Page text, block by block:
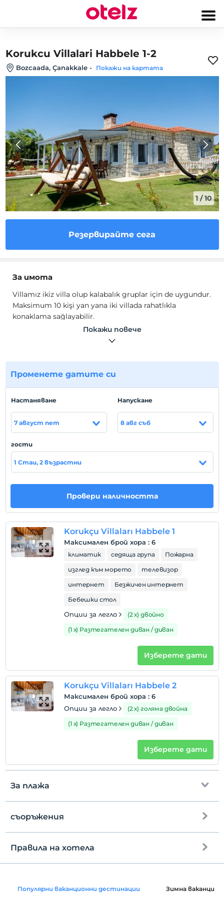
Korukcu Villalari Habbele 1-2
Bozcaada, Çanakkale - Покажи на картата
1 /10
Резервирайте сега
За имота
Villamız ikiz villa olup kalabalık gruplar için de uygundur.
Maksimum 10 kişi yan yana iki villada rahatlıkla
konaklama sağlayabilir.
Villalarımız yerden ısıtmalı ve soğutmalı olup, siz
misafirlerimizi her mevsim ve iklime uygun keyifli,
Плажът
Покажи на
Правила на хотела
настаняване
След 14:00
Разгледайте
Преди 11:00
Допускат се домашни любимци
стаи за непушачи
Часове за настаняване
Настаняването е възможно от 14:00 до 16:00 часа.
2 дете(деца) до 6-годишна възраст на стая не се
таксуват
Покажи повече
Променете датите си
Hастаняване
7 август пет
Hапускане
8 авг съб
гости
1 Стаи, 2 възрастни
Провери наличността
Korukçu Villaları Habbele 1
Максимален брой хора : 6
климатик седяща група
Пожарна
изглед към морето
телевизор
интернет
Безжичен интернет
Бебешки стол
Опции за легло
(2 х) двойно
(1 х) Разтегателен диван / диван
Изберете дати
Korukçu Villaları Habbele 2
Максимален брой хора : 6
Опции за легло
(2 х) голяма двойна
(1 х) Разтегателен диван / диван
Изберете дати
За плажа
до плажа
Платформа
съоръжения
Общи части и всички стаи
Правила на хотела
настаняване
Разгледайте
Популярни ваканционни дестинации Зимна ваканция